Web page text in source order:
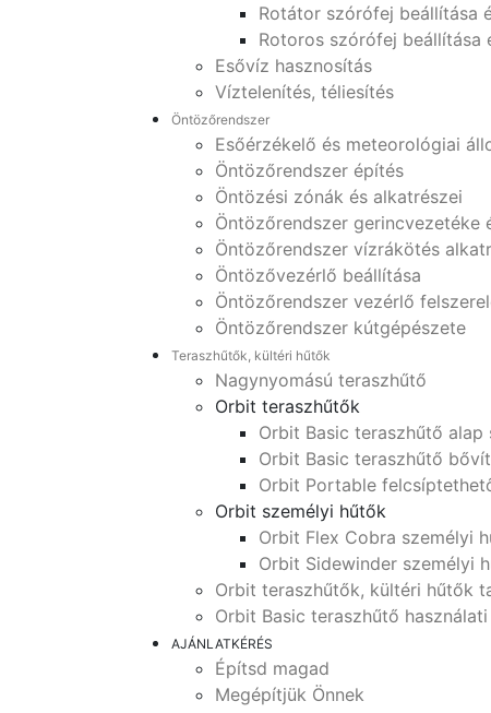
Rotátor szórófej beállítása
Rotoros szórófej beállítása
Esővíz hasznosítás
Víztelenítés, téliesítés
Öntözőrendszer
Esőérzékelő és meteorológiai
Öntözőrendszer építés
Öntözési zónák és alkatrészei
Öntözőrendszer gerincvezetéke
Öntözőrendszer vízrákötés
Öntözővezérlő beállítása
Öntözőrendszer vezérlő
Öntözőrendszer kútgépészete
Teraszhűtők, kültéri hűtők
Nagynyomású teraszhűtő
Orbit teraszhűtők
Orbit Basic teraszhűtő alap
Orbit Basic teraszhűtő
Orbit Portable
Orbit személyi hűtők
Orbit Flex Cobra személyi
Orbit Sidewinder személyi
Orbit teraszhűtők, kültéri hűtők
Orbit Basic teraszhűtő
AJÁNLATKÉRÉS
Építsd magad
Megépítjük Önnek